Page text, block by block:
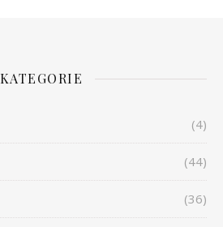
KATEGORIE
(4)
(44)
(36)